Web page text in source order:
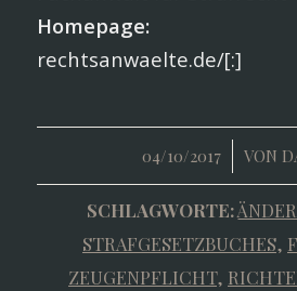
Homepage:
rechtsanwaelte.de/[:]
04/10/2017
/ VON
SCHLAGWORTE:
STRAFGESETZBUCHES,
ZEUGENPFLICHT,